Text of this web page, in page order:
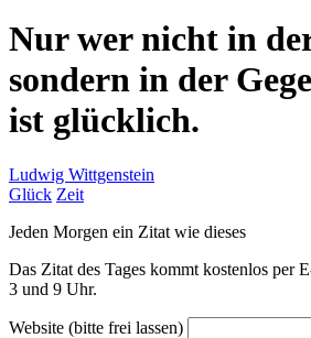
Nur wer nicht in
sondern in der
ist glücklich.
Ludwig Wittgenstein
Glück Zeit
Jeden Morgen ein Zitat wie dieses
Das Zitat des Tages kommt kostenlos per
3 und 9 Uhr.
Website (bitte frei lassen)